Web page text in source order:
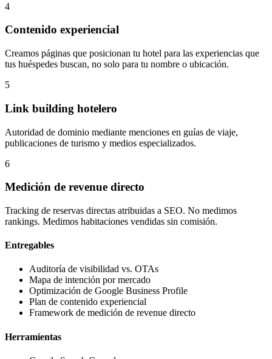
4
Contenido experiencial
Creamos páginas que posicionan tu hotel para las experiencias que
tus huéspedes buscan, no solo para tu nombre o ubicación.
5
Link building hotelero
Autoridad de dominio mediante menciones en guías de viaje,
publicaciones de turismo y medios especializados.
6
Medición de revenue directo
Tracking de reservas directas atribuidas a SEO. No medimos
rankings. Medimos habitaciones vendidas sin comisión.
Entregables
Auditoría de visibilidad vs. OTAs
Mapa de intención por mercado
Optimización de Google Business Profile
Plan de contenido experiencial
Framework de medición de revenue directo
Herramientas